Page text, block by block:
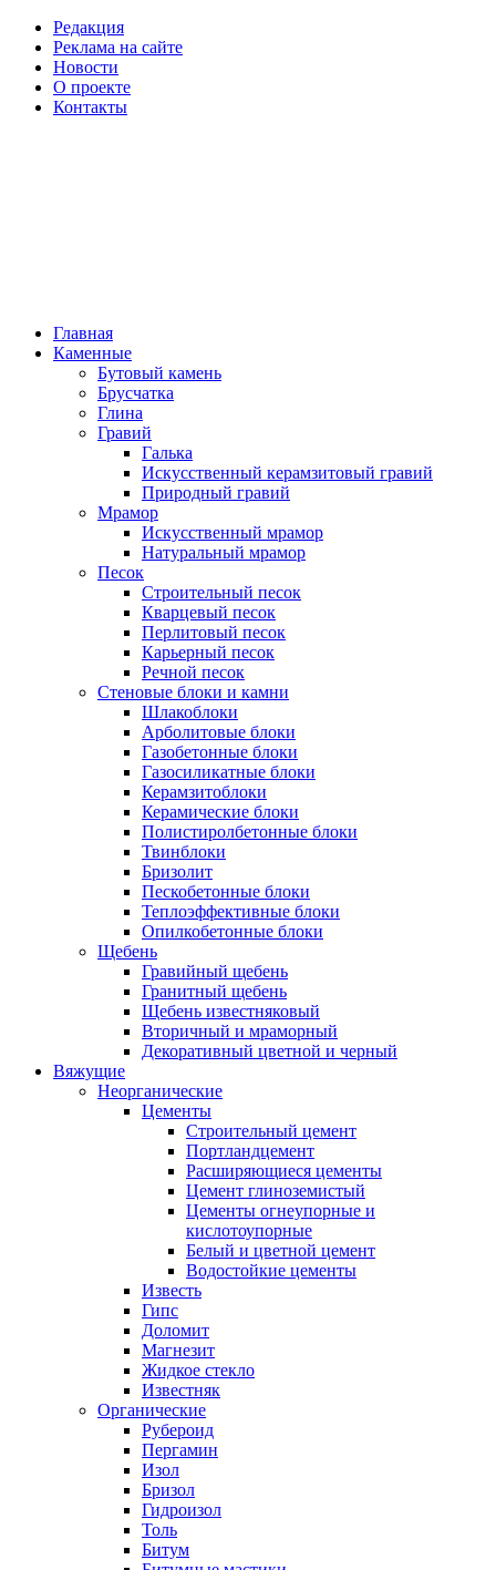
Редакция
Реклама на сайте
Новости
О проекте
Контакты
Главная
Каменные
Бутовый камень
Брусчатка
Глина
Гравий
Галька
Искусственный керамзитовый гравий
Природный гравий
Мрамор
Искусственный мрамор
Натуральный мрамор
Песок
Cтроительный песок
Кварцевый песок
Перлитовый песок
Карьерный песок
Речной песок
Стеновые блоки и камни
Шлакоблоки
Арболитовые блоки
Газобетонные блоки
Газосиликатные блоки
Керамзитоблоки
Керамические блоки
Полистиролбетонные блоки
Твинблоки
Бризолит
Пескобетонные блоки
Теплоэффективные блоки
Опилкобетонные блоки
Щебень
Гравийный щебень
Гранитный щебень
Щебень известняковый
Вторичный и мраморный
Декоративный цветной и черный
Вяжущие
Неорганические
Цементы
Строительный цемент
Портландцемент
Расширяющиеся цементы
Цемент глиноземистый
Цементы огнеупорные и
кислотоупорные
Белый и цветной цемент
Водостойкие цементы
Известь
Гипс
Доломит
Магнезит
Жидкое стекло
Известняк
Органические
Рубероид
Пергамин
Изол
Бризол
Гидроизол
Толь
Битум